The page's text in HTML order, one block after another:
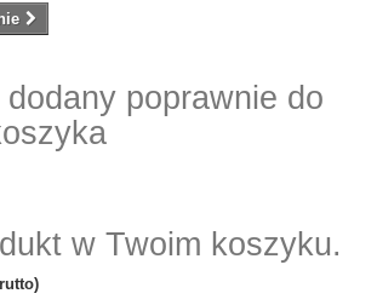
dodany poprawnie do
w Twoim koszyku.